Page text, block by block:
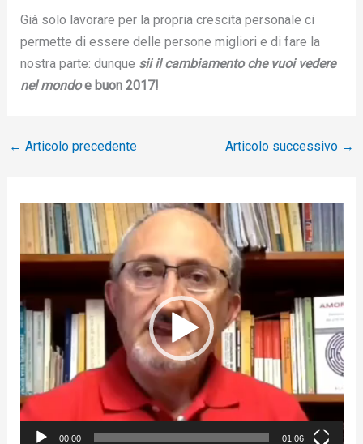
Già solo lavorare per la propria crescita personale ci
permette di essere delle persone migliori e di fare la
nostra parte: dunque sii il cambiamento che vuoi vedere
nel mondoe buon 2017!
← Articolo precedente Articolo successivo →
d
o
P
l
a
y
00:00 01:06